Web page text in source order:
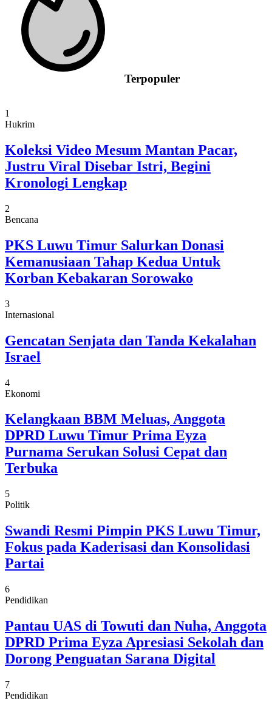
Terpopuler
1
Hukrim
Koleksi Video Mesum Mantan Pacar,
Justru Viral Disebar Istri, Begini
Kronologi Lengkap
2
Bencana
PKS Luwu Timur Salurkan Donasi
Kemanusiaan Tahap Kedua Untuk
Korban Kebakaran Sorowako
3
Internasional
Gencatan Senjata dan Tanda Kekalahan
Israel
4
Ekonomi
Kelangkaan BBM Meluas, Anggota
DPRD Luwu Timur Prima Eyza
Purnama Serukan Solusi Cepat dan
Terbuka
5
Politik
Swandi Resmi Pimpin PKS Luwu Timur,
Fokus pada Kaderisasi dan Konsolidasi
Partai
6
Pendidikan
Pantau UAS di Towuti dan Nuha, Anggota
DPRD Prima Eyza Apresiasi Sekolah dan
Dorong Penguatan Sarana Digital
7
Pendidikan